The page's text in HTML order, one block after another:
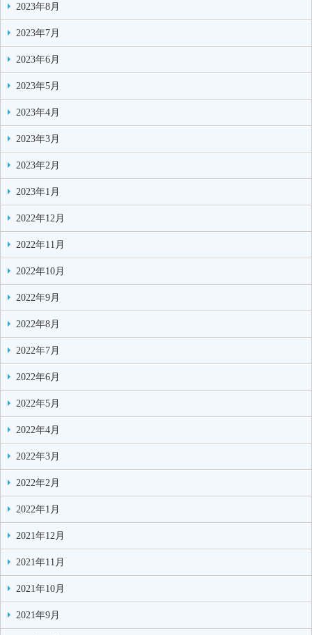
2023年8月
2023年7月
2023年6月
2023年5月
2023年4月
2023年3月
2023年2月
2023年1月
2022年12月
2022年11月
2022年10月
2022年9月
2022年8月
2022年7月
2022年6月
2022年5月
2022年4月
2022年3月
2022年2月
2022年1月
2021年12月
2021年11月
2021年10月
2021年9月